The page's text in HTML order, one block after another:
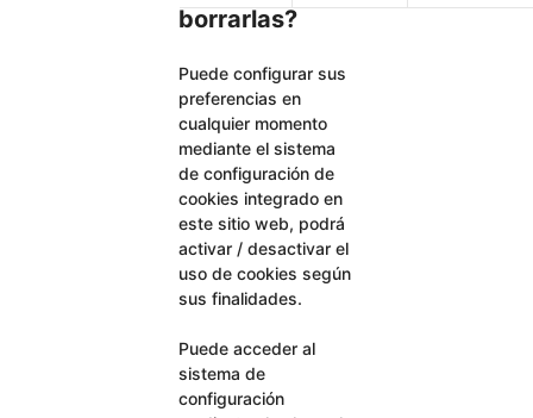
borrarlas?
Puede configurar sus
preferencias en
cualquier momento
mediante el sistema
de configuración de
cookies integrado en
este sitio web, podrá
activar / desactivar el
uso de cookies según
sus finalidades.
Puede acceder al
sistema de
configuración